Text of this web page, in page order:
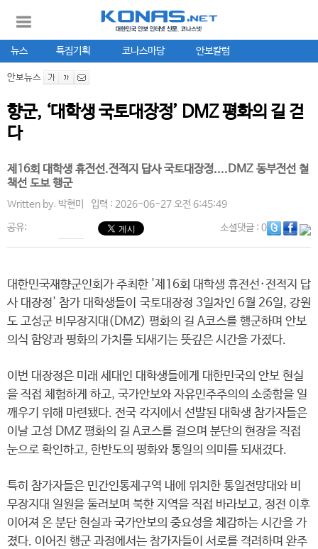
뉴스 특집기획 코나스마당 안보칼럼
안보뉴스
향군, ‘대학생 국토대장정’ DMZ 평화의 길 걷
다
제16회 대학생 휴전선.전적지 답사 국토대장정....DMZ 동부전선 철
책선 도보 행군
Written by. 박현미 입력 : 2026-06-27 오전 6:45:49
공유: 소셜댓글: 0
대한민국재향군인회가 주최한 '제16회 대학생 휴전선·전적지 답
사 대장정' 참가 대학생들이 국토대장정 3일차인 6월 26일, 강원
도 고성군 비무장지대(DMZ) 평화의 길 A코스를 행군하며 안보
의식 함양과 평화의 가치를 되새기는 뜻깊은 시간을 가졌다.
이번 대장정은 미래 세대인 대학생들에게 대한민국의 안보 현실
을 직접 체험하게 하고, 국가안보와 자유민주주의의 소중함을 일
깨우기 위해 마련됐다. 전국 각지에서 선발된 대학생 참가자들은
이날 고성 DMZ 평화의 길 A코스를 걸으며 분단의 현장을 직접
눈으로 확인하고, 한반도의 평화와 통일의 의미를 되새겼다.
특히 참가자들은 민간인통제구역 내에 위치한 통일전망대와 비
무장지대 일원을 둘러보며 북한 지역을 직접 바라보고, 정전 이후
이어져 온 분단 현실과 국가안보의 중요성을 체감하는 시간을 가
졌다. 이어진 행군 과정에서는 참가자들이 서로를 격려하며 완주